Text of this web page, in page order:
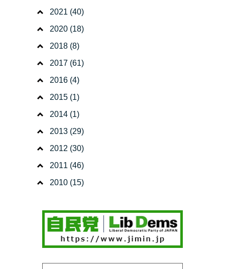
2021 (40)
2020 (18)
2018 (8)
2017 (61)
2016 (4)
2015 (1)
2014 (1)
2013 (29)
2012 (30)
2011 (46)
2010 (15)